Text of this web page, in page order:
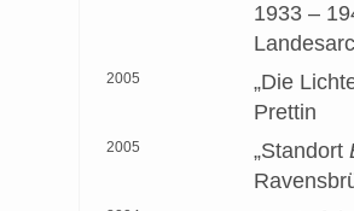
1933 –
2005
„Die
Prettin
2005 „Standort